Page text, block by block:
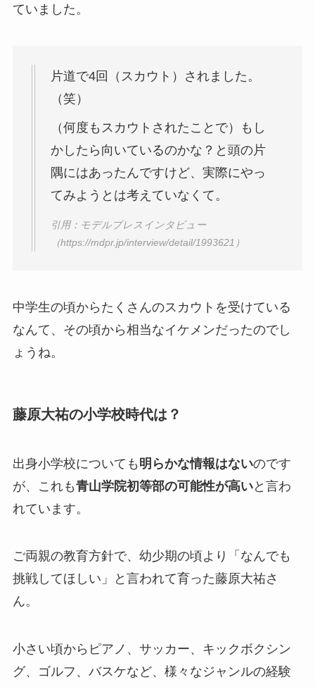
ていました。
片道で4回（スカウト）されました。
（笑）
（何度もスカウトされたことで）もし
かしたら向いているのかな？と頭の片
隅にはあったんですけど、実際にやっ
てみようとは考えていなくて。
引用：モデルプレスインタビュー
（https://mdpr.jp/interview/detail/1993621）
中学生の頃からたくさんのスカウトを受けている
なんて、その頃から相当なイケメンだったのでし
ょうね。
藤原大祐の小学校時代は？
出身小学校についても 明らかな情報はないのです
が、これも青山学院初等部の可能性が高いと言わ
れています。
ご両親の教育方針で、幼少期の頃より「なんでも
挑戦してほしい」と言われて育った藤原大祐さ
ん。
小さい頃からピアノ、サッカー、キックボクシン
グ、ゴルフ、バスケなど、様々なジャンルの経験